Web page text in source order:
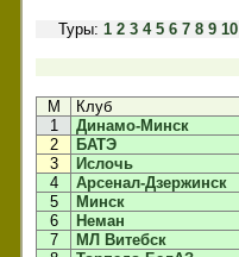
Туры: 1 2 3 4 5 6 7 8 9 10
М Клуб
1
Динамо-Минск
2
БАТЭ
3
Ислочь
4
Арсенал-Дзержинск
5
Минск
6
Неман
7
МЛ Витебск